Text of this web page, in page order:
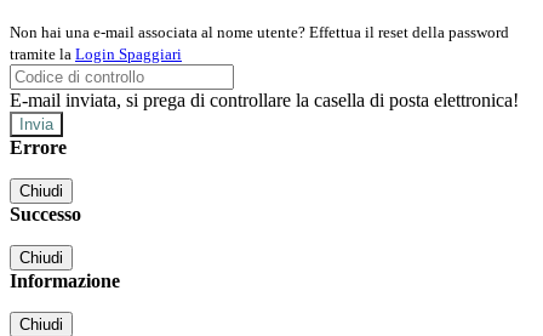
Non hai una e-mail associata al nome utente? Effettua il reset della password
tramite la Login Spaggiari
E-mail inviata, si prega di controllare la casella di posta elettronica!
Errore
Chiudi
Successo
Chiudi
Informazione
Chiudi